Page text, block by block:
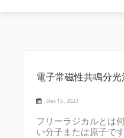
電子常磁性共鳴分
Dec 15 , 2023
フリーラジカルとは
い分子または原子で